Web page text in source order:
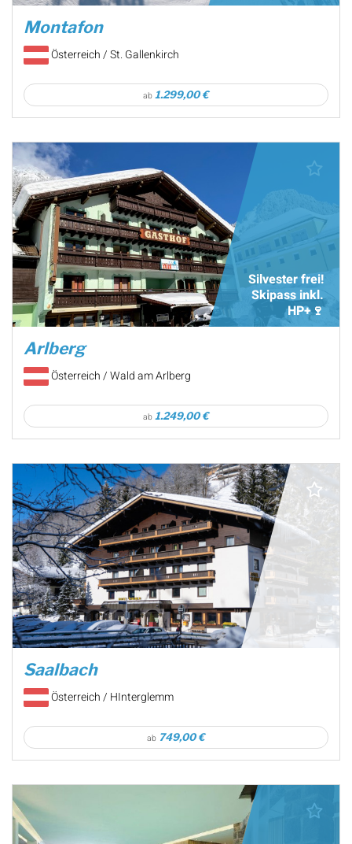
Montafon
Österreich / St. Gallenkirch
ab 1.299,00 €
Silvester frei!
Skipass inkl.
HP+🍷
Arlberg
Österreich / Wald am Arlberg
ab 1.249,00 €
Saalbach
Österreich / HInterglemm
ab 749,00 €